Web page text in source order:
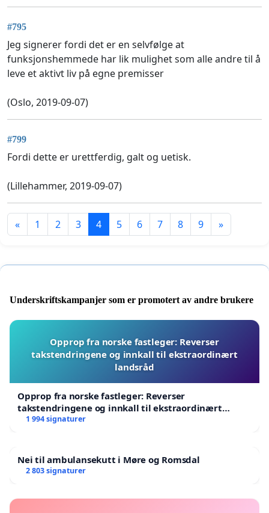
#795
Jeg signerer fordi det er en selvfølge at
funksjonshemmede har lik mulighet som alle andre til å
leve et aktivt liv på egne premisser
(Oslo, 2019-09-07)
#799
Fordi dette er urettferdig, galt og uetisk.
(Lillehammer, 2019-09-07)
« 1 2 3 4 5 6 7 8 9 »
Underskriftskampanjer som er promotert av andre brukere
Opprop fra norske fastleger: Reverser
takstendringene og innkall til ekstraordinært
landsråd
Opprop fra norske fastleger: Reverser
takstendringene og innkall til ekstraordinært
landsråd
1 994 signaturer
Nei til ambulansekutt i Møre og Romsdal
2 803 signaturer